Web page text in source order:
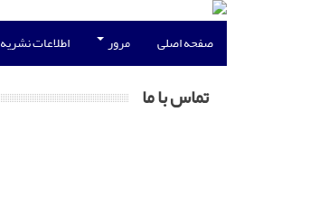
صفحه اصلی مرور اطلاعات نشریه
تماس با ما